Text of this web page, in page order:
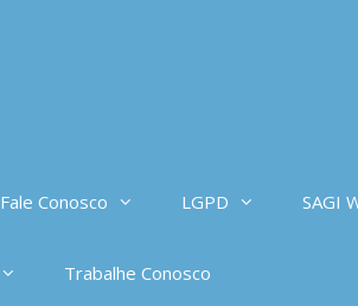
Fale Conosco LGPD SAGI
Trabalhe Conosco